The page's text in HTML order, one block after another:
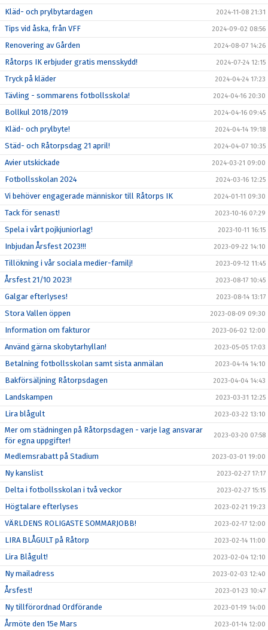
Kläd- och prylbytardagen 2024-11-08 21:31
Tips vid åska, från VFF 2024-09-02 08:56
Renovering av Gården 2024-08-07 14:26
Råtorps IK erbjuder gratis mensskydd! 2024-07-24 12:15
Tryck på kläder 2024-04-24 17:23
Tävling - sommarens fotbollsskola! 2024-04-16 20:30
Bollkul 2018/2019 2024-04-16 09:45
Kläd- och prylbyte! 2024-04-14 19:18
Städ- och Råtorpsdag 21 april! 2024-04-07 10:35
Avier utskickade 2024-03-21 09:00
Fotbollsskolan 2024 2024-03-16 12:25
Vi behöver engagerade människor till Råtorps IK 2024-01-11 09:30
Tack för senast! 2023-10-16 07:29
Spela i vårt pojkjuniorlag! 2023-10-11 16:15
Inbjudan Årsfest 2023!!! 2023-09-22 14:10
Tillökning i vår sociala medier-familj! 2023-09-12 11:45
Årsfest 21/10 2023! 2023-08-17 10:45
Galgar efterlyses! 2023-08-14 13:17
Stora Vallen öppen 2023-08-09 09:30
Information om fakturor 2023-06-02 12:00
Använd gärna skobytarhyllan! 2023-05-05 17:03
Betalning fotbollsskolan samt sista anmälan 2023-04-14 14:10
Bakförsäljning Råtorpsdagen 2023-04-04 14:43
Landskampen 2023-03-31 12:25
Lira blågult 2023-03-22 13:10
Mer om städningen på Råtorpsdagen - varje lag ansvarar
för egna uppgifter!
2023-03-20 07:58
Medlemsrabatt på Stadium 2023-03-01 19:00
Ny kanslist 2023-02-27 17:17
Delta i fotbollsskolan i två veckor 2023-02-27 15:15
Högtalare efterlyses 2023-02-21 19:23
VÄRLDENS ROLIGASTE SOMMARJOBB! 2023-02-17 12:00
LIRA BLÅGULT på Råtorp 2023-02-14 11:00
Lira Blågult! 2023-02-04 12:10
Ny mailadress 2023-02-03 12:40
Årsfest! 2023-01-23 10:47
Ny tillförordnad Ordförande 2023-01-19 14:00
Årmöte den 15e Mars 2023-01-14 12:00